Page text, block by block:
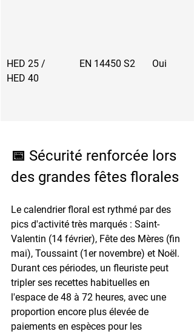
HED 25 /
HED 40
EN 14450 S2 Oui
📅 Sécurité renforcée lors
des grandes fêtes florales
Le calendrier floral est rythmé par des
pics d'activité très marqués : Saint-
Valentin (14 février), Fête des Mères (fin
mai), Toussaint (1er novembre) et Noël.
Durant ces périodes, un fleuriste peut
tripler ses recettes habituelles en
l'espace de 48 à 72 heures, avec une
proportion encore plus élevée de
paiements en espèces pour les